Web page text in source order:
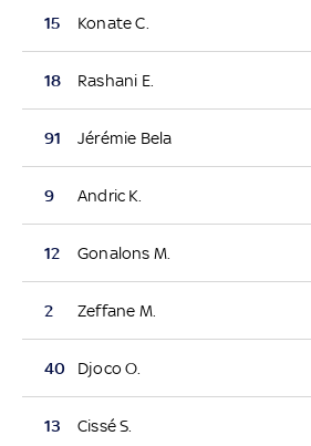
15 Konate C.
18 Rashani E.
91 Jérémie Bela
9 Andric K.
12 Gonalons M.
2 Zeffane M.
40 Djoco O.
13 Cissé S.